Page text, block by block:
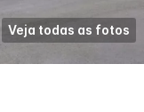
Veja todas as fotos